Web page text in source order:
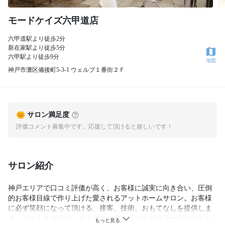
モードケイズ六甲道店
六甲道駅より徒歩2分
新在家駅より徒歩5分
六甲駅より徒歩9分
神戸市灘区備後町5-3-1 ウェルブ１番街２Ｆ
地図
サロン満足度
評価コメント募集中です。応援して頂けると嬉しいです！
サロン紹介
神戸エリアで口コミ評価が高く、お客様に誠実に向き合い、圧倒
的お客様目線で作り上げた愛されるアットホームサロン。お客様
に必ず笑顔になって頂ける、接客、技術、おもてなしを提供しま
す。イルミナカラー、オーガニックカラーなどカラー剤にこだわ